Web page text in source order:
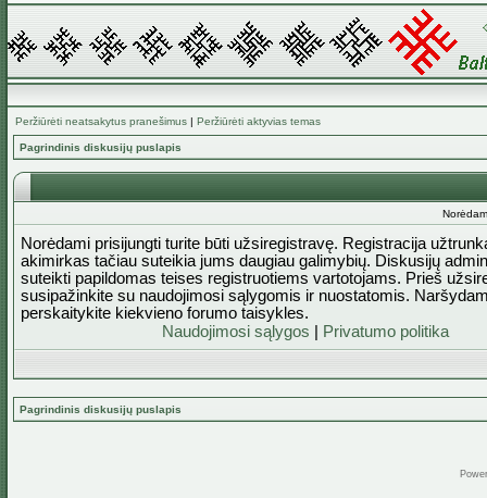
Peržiūrėti neatsakytus pranešimus | Peržiūrėti aktyvias temas
Pagrindinis diskusijų puslapis
Norėdami prisijungti turite būti užsiregistravę. Registracija
akimirkas tačiau suteikia jums daugiau galimybių. Diskusijų
suteikti papildomas teises registruotiems vartotojams. Prieš
susipažinkite su naudojimosi sąlygomis ir nuostatomis.
perskaitykite kiekvieno forumo taisykles.
Naudojimosi sąlygos
Privatumo politika
Pagrindinis diskusijų puslapis